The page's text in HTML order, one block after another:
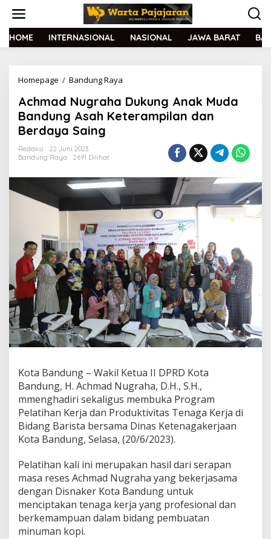
t
HOME INTERNASIONAL NASIONAL JAWA BARAT
Homepage / Bandung Raya
h
m
a
r
a
a
D
u
k
u
n
g
A
n
a
k
M
u
B
a
n
d
u
n
g
s
a
h
K
e
t
Achmad Nugraha Dukung Anak Muda
Bandung Asah Keterampilan dan
Berdaya Saing
Redaksi
22 Juni 2023
Bandung Raya
2691 Dilihat
Kota Bandung – Wakil Ketua II DPRD Kota
Bandung, H. Achmad Nugraha, D.H., S.H.,
mmenghadiri sekaligus membuka Program
Pelatihan Kerja dan Produktivitas Tenaga Kerja di
Bidang Barista bersama Dinas Ketenagakerjaan
Kota Bandung, Selasa, (20/6/2023).
Pelatihan kali ini merupakan hasil dari serapan
masa reses Achmad Nugraha yang bekerjasama
dengan Disnaker Kota Bandung untuk
menciptakan tenaga kerja yang profesional dan
berkemampuan dalam bidang pembuatan
minuman kopi.